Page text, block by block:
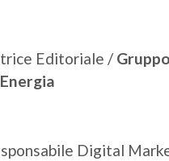
Editoriale /
Digital